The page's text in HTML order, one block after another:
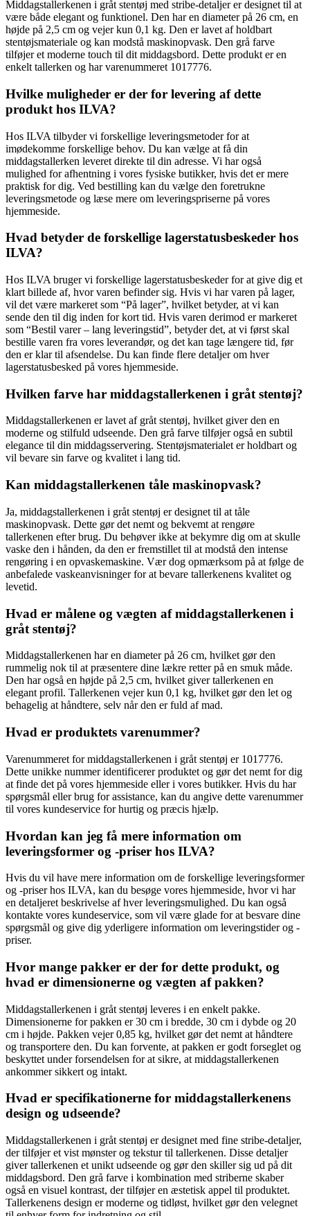
Middagstallerkenen i gråt stentøj med stribe-detaljer er designet til at
være både elegant og funktionel. Den har en diameter på 26 cm, en
højde på 2,5 cm og vejer kun 0,1 kg. Den er lavet af holdbart
stentøjsmateriale og kan modstå maskinopvask. Den grå farve
tilføjer et moderne touch til dit middagsbord. Dette produkt er en
enkelt tallerken og har varenummeret 1017776.
Hvilke muligheder er der for levering af dette
produkt hos ILVA?
Hos ILVA tilbyder vi forskellige leveringsmetoder for at
imødekomme forskellige behov. Du kan vælge at få din
middagstallerken leveret direkte til din adresse. Vi har også
mulighed for afhentning i vores fysiske butikker, hvis det er mere
praktisk for dig. Ved bestilling kan du vælge den foretrukne
leveringsmetode og læse mere om leveringspriserne på vores
hjemmeside.
Hvad betyder de forskellige lagerstatusbeskeder hos
ILVA?
Hos ILVA bruger vi forskellige lagerstatusbeskeder for at give dig et
klart billede af, hvor varen befinder sig. Hvis vi har varen på lager,
vil det være markeret som “På lager”, hvilket betyder, at vi kan
sende den til dig inden for kort tid. Hvis varen derimod er markeret
som “Bestil varer – lang leveringstid”, betyder det, at vi først skal
bestille varen fra vores leverandør, og det kan tage længere tid, før
den er klar til afsendelse. Du kan finde flere detaljer om hver
lagerstatusbesked på vores hjemmeside.
Hvilken farve har middagstallerkenen i gråt stentøj?
Middagstallerkenen er lavet af gråt stentøj, hvilket giver den en
moderne og stilfuld udseende. Den grå farve tilføjer også en subtil
elegance til din middagsservering. Stentøjsmaterialet er holdbart og
vil bevare sin farve og kvalitet i lang tid.
Kan middagstallerkenen tåle maskinopvask?
Ja, middagstallerkenen i gråt stentøj er designet til at tåle
maskinopvask. Dette gør det nemt og bekvemt at rengøre
tallerkenen efter brug. Du behøver ikke at bekymre dig om at skulle
vaske den i hånden, da den er fremstillet til at modstå den intense
rengøring i en opvaskemaskine. Vær dog opmærksom på at følge de
anbefalede vaskeanvisninger for at bevare tallerkenens kvalitet og
levetid.
Hvad er målene og vægten af middagstallerkenen i
gråt stentøj?
Middagstallerkenen har en diameter på 26 cm, hvilket gør den
rummelig nok til at præsentere dine lækre retter på en smuk måde.
Den har også en højde på 2,5 cm, hvilket giver tallerkenen en
elegant profil. Tallerkenen vejer kun 0,1 kg, hvilket gør den let og
behagelig at håndtere, selv når den er fuld af mad.
Hvad er produktets varenummer?
Varenummeret for middagstallerkenen i gråt stentøj er 1017776.
Dette unikke nummer identificerer produktet og gør det nemt for dig
at finde det på vores hjemmeside eller i vores butikker. Hvis du har
spørgsmål eller brug for assistance, kan du angive dette varenummer
til vores kundeservice for hurtig og præcis hjælp.
Hvordan kan jeg få mere information om
leveringsformer og -priser hos ILVA?
Hvis du vil have mere information om de forskellige leveringsformer
og -priser hos ILVA, kan du besøge vores hjemmeside, hvor vi har
en detaljeret beskrivelse af hver leveringsmulighed. Du kan også
kontakte vores kundeservice, som vil være glade for at besvare dine
spørgsmål og give dig yderligere information om leveringstider og -
priser.
Hvor mange pakker er der for dette produkt, og
hvad er dimensionerne og vægten af pakken?
Middagstallerkenen i gråt stentøj leveres i en enkelt pakke.
Dimensionerne for pakken er 30 cm i bredde, 30 cm i dybde og 20
cm i højde. Pakken vejer 0,85 kg, hvilket gør det nemt at håndtere
og transportere den. Du kan forvente, at pakken er godt forseglet og
beskyttet under forsendelsen for at sikre, at middagstallerkenen
ankommer sikkert og intakt.
Hvad er specifikationerne for middagstallerkenens
design og udseende?
Middagstallerkenen i gråt stentøj er designet med fine stribe-detaljer,
der tilføjer et vist mønster og tekstur til tallerkenen. Disse detaljer
giver tallerkenen et unikt udseende og gør den skiller sig ud på dit
middagsbord. Den grå farve i kombination med striberne skaber
også en visuel kontrast, der tilføjer en æstetisk appel til produktet.
Tallerkenens design er moderne og tidløst, hvilket gør den velegnet